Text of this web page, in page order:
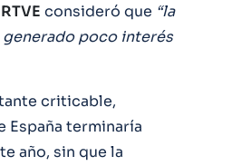
RTVE consideró que “la
poco interés
criticable,
España terminaría
año, sin que la